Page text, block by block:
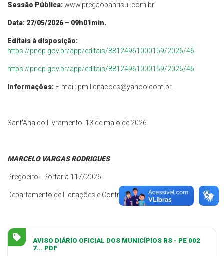
Sessão Pública:www.pregaobanrisul.com.br
Data: 27/05/2026 – 09h01min.
Editais à disposição:
https://pncp.gov.br/app/editais/88124961000159/2026/46
https://pncp.gov.br/app/editais/88124961000159/2026/46
Informações: E-mail: pmllicitacoes@yahoo.com.br.
Sant'Ana do Livramento, 13 de maio de 2026.
MARCELO VARGAS RODRIGUES
Pregoeiro - Portaria 117/2026
Departamento de Licitações e Contratos
AVISO DIÁRIO OFICIAL DOS MUNICÍPIOS RS - PE 002
7... PDF